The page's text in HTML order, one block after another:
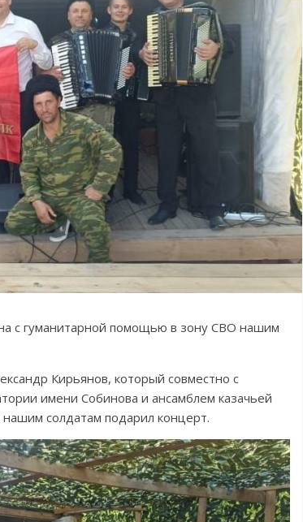
с гуманитарной помощью в зону СВО нашим
Кирьянов, который совместно с
имени Собинова и ансамблем казачьей
нашим солдатам подарил концерт.